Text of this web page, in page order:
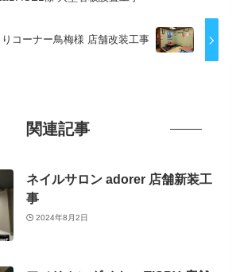
コーナー鳥梅様 店舗改装工事
関連記事
ネイルサロン adorer 店舗新装工
事
2024年8月2日